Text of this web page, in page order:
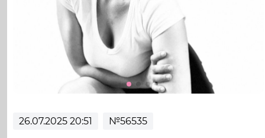
26.07.2025 20:51 №56535